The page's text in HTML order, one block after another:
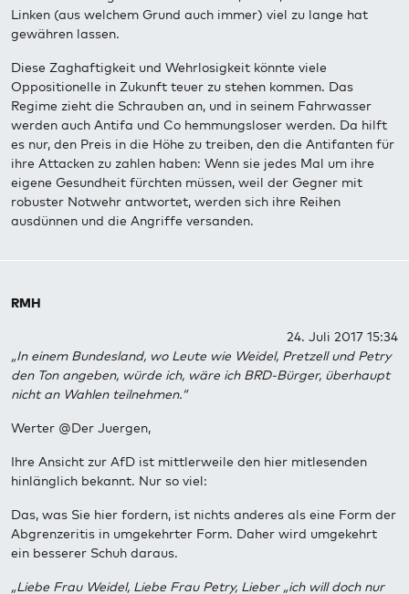
Linken (aus welchem Grund auch immer) viel zu lange hat
gewähren lassen.
Diese Zaghaftigkeit und Wehrlosigkeit könnte viele
Oppositionelle in Zukunft teuer zu stehen kommen. Das
Regime zieht die Schrauben an, und in seinem Fahrwasser
werden auch Antifa und Co hemmungsloser werden. Da hilft
es nur, den Preis in die Höhe zu treiben, den die Antifanten für
ihre Attacken zu zahlen haben: Wenn sie jedes Mal um ihre
eigene Gesundheit fürchten müssen, weil der Gegner mit
robuster Notwehr antwortet, werden sich ihre Reihen
ausdünnen und die Angriffe versanden.
RMH
24. Juli 2017 15:34
„In einem Bundesland, wo Leute wie Weidel, Pretzell und Petry
den Ton angeben, würde ich, wäre ich BRD-Bürger, überhaupt
nicht an Wahlen teilnehmen.“
Werter @Der Juergen,
Ihre Ansicht zur AfD ist mittlerweile den hier mitlesenden
hinlänglich bekannt. Nur so viel:
Das, was Sie hier fordern, ist nichts anderes als eine Form der
Abgrenzeritis in umgekehrter Form. Daher wird umgekehrt
ein besserer Schuh daraus.
„Liebe Frau Weidel, Liebe Frau Petry, Lieber „ich will doch nur